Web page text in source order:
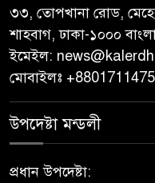
৩৩, তোপখানা রোড,
শাহবাগ, ঢাকা-১০০০
ইমেইল:
মোবাইলঃ
উপদেষ্টা মন্ডলী
প্রধান উপদেষ্টা: